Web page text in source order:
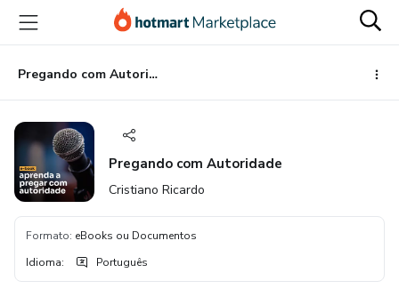
para
conteúdo
principal
para
pagamento
para
rodapé
Pregando com Autoridade
Pregando com Autoridade
Cristiano Ricardo
Formato: eBooks ou Documentos
Idioma: Português